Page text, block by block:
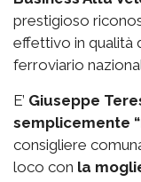
prestigioso
effettivo in qualità
ferroviario
E’ Giuseppe
semplicemente
consigliere
loco con la